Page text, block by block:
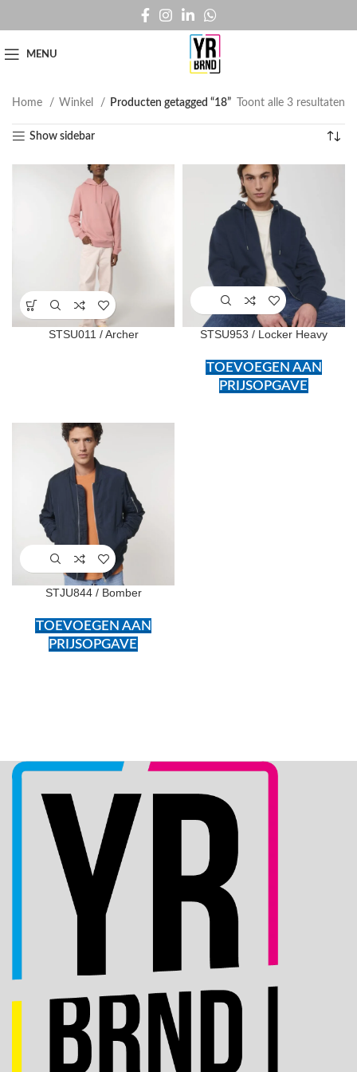
MENU
Home Winkel Producten getagged “18” Toont alle 3 resultaten
Show sidebar
STSU011 / Archer STSU953 / Locker Heavy
TOEVOEGEN AAN
PRIJSOPGAVE
STJU844 / Bomber
TOEVOEGEN AAN
PRIJSOPGAVE